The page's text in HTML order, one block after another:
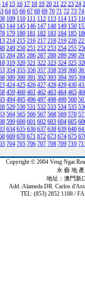
14 15 16 17 18 19 20 21 22 23 24
64 65 66 67 68 69 70 71 72 73 74
109 110 111 112 113 114 115
144 145 146 147 148 149 150
179 180 181 182 183 184 185
214 215 216 217 218 219 220
249 250 251 252 253 254 255
284 285 286 287 288 289 290
319 320 321 322 323 324 325
354 355 356 357 358 359 360
389 390 391 392 393 394 395
424 425 426 427 428 429 430
459 460 461 462 463 464 465
494 495 496 497 498 499 500
529 530 531 532 533 534 535
564 565 566 567 568 569 570
599 600 601 602 603 604 605
634 635 636 637 638 639 640
669 670 671 672 673 674 675
704 705 706 707 708 709 710
Copyright © 2004 Veng Ngai
永 藝 地
地址：澳門新
Add.:Alameda DR. Carlos
TEL: (853) 2852 1188 /